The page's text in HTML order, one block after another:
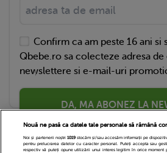
Confirm ca am peste 16 ani si
Qbebe.ro sa colecteze adresa
newslettere si e-mail-uri
DA, MA ABONEZ LA
Nouă ne pasă ca datele tale personale să rămână
Noi și partenerii noștri 1019stocăm și/sau accesăm informații pe
pentru prelucrarea datelor cu caracter personal. Puteți accepta sau
respectiv vă puteți opune utilizării unui interes legitim în orice